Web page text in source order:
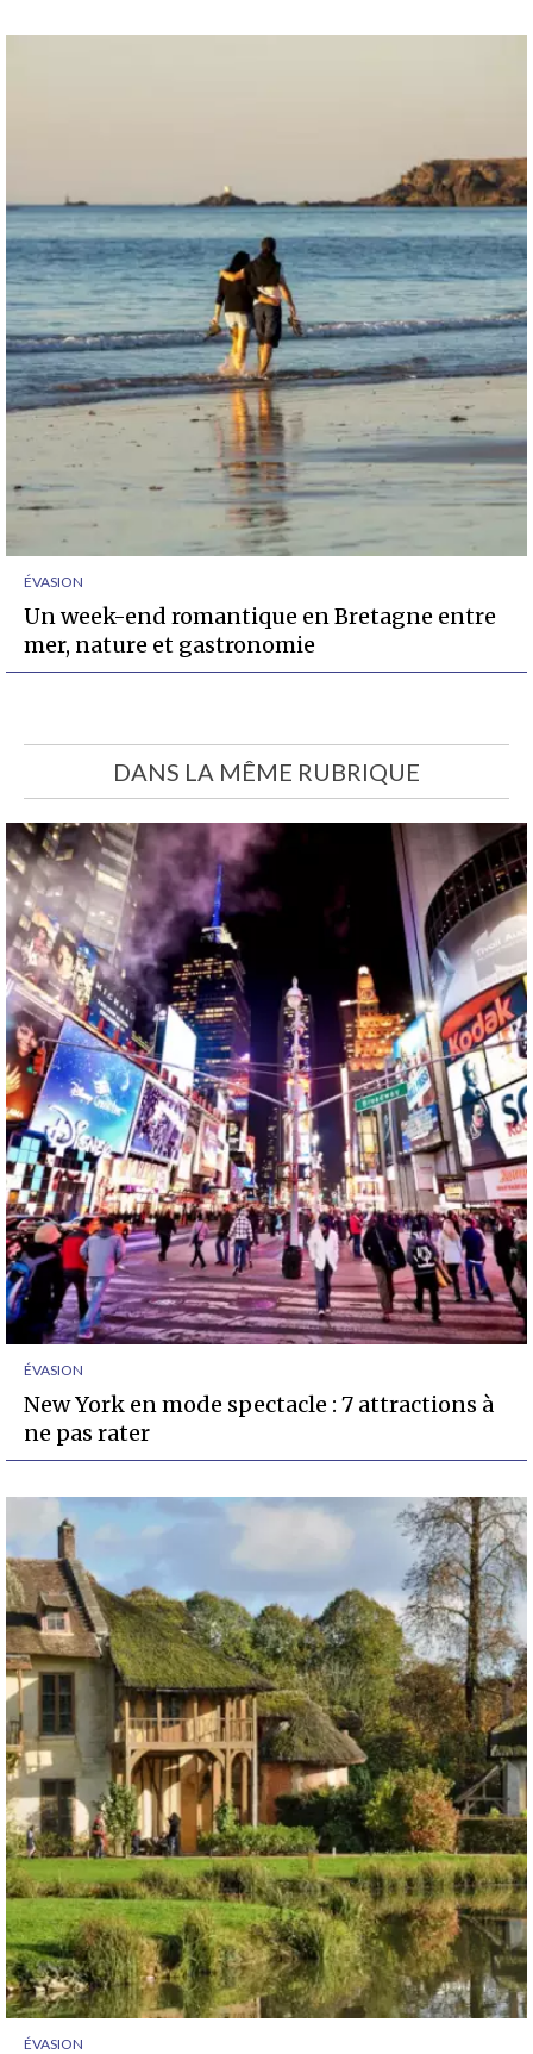
ÉVASION
Un week-end romantique en Bretagne entre
mer, nature et gastronomie
DANS LA MÊME RUBRIQUE
ÉVASION
New York en mode spectacle : 7 attractions à
ne pas rater
ÉVASION